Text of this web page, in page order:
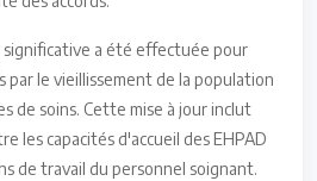
significative a été effectuée pour
par le vieillissement de la population
de soins. Cette mise à jour inclut
les capacités d'accueil des EHPAD
de travail du personnel soignant.